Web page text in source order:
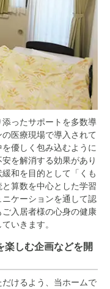
ったサポートを多数導
医療現場で導入されて
優しく包み込むように
を解消する効果があり
和を目的として「くも
算数を中心とした学習
ケーションを通して認
入居者様の心身の健康
いきます。
楽しむ企画などを開
けるよう、当ホームで